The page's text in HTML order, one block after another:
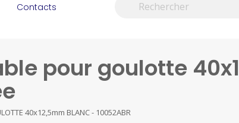
Contacts
pour goulotte
40x12,5mm BLANC - 10052ABR